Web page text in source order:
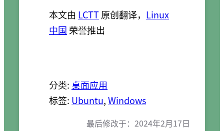
本文由 LCTT原创翻译， Linux
中国 荣誉推出
分类: 桌面应用
标签: Ubuntu, Windows
最后修改于： 2024年2月17日